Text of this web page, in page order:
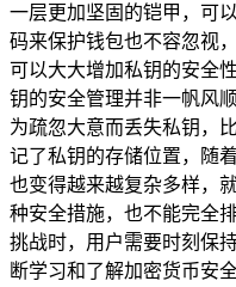
一层更加坚固的铠甲，可
码来保护钱包也不容忽视
可以大大增加私钥的安全
钥的安全管理并非一帆风
为疏忽大意而丢失私钥，
记了私钥的存储位置，随
也变得越来越复杂多样，
种安全措施，也不能完全
挑战时，用户需要时刻保
断学习和了解加密货币安